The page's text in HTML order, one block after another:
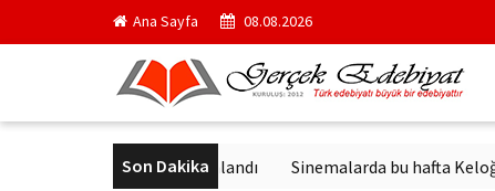
Ana Sayfa 08.08.2026
Son Dakika
en ünlü yapıtı yayımlandı Sinemalarda bu hafta Keloğlan